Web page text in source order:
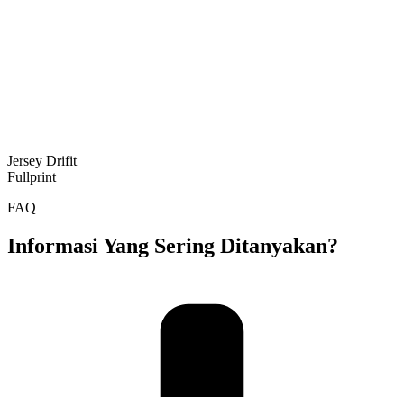
Jersey Drifit
Fullprint
FAQ
Informasi Yang Sering Ditanyakan?